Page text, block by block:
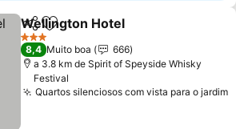
PartilharAdicionar aos favoritos
Wellington Hotel
3 Estrelas
8,4 Muito boa
666
a 3.8 km de Spirit of Speyside Whisky
Festival
Quartos silenciosos com vista para o jardim